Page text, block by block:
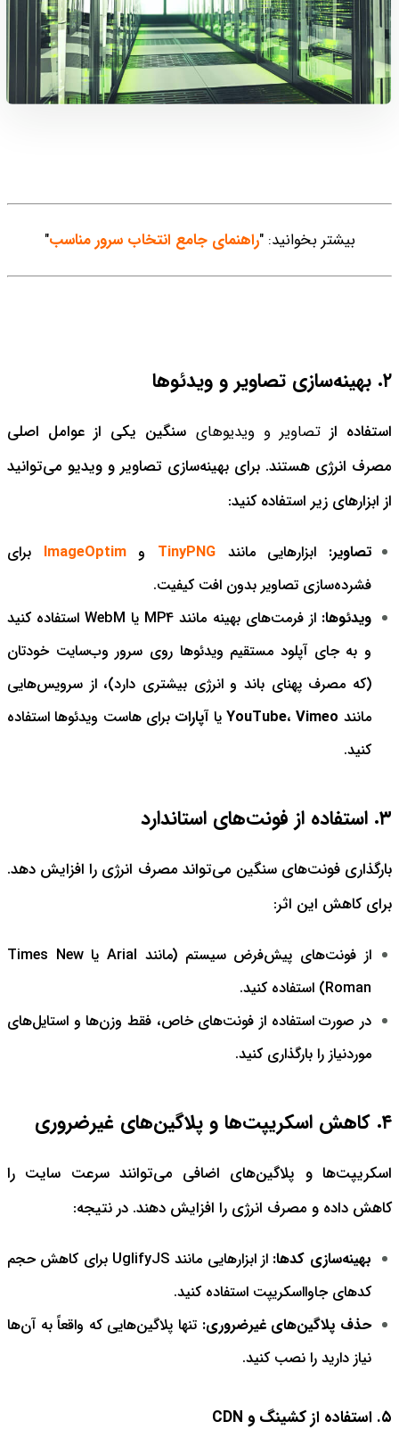
بیشتر بخوانید: "راهنمای جامع انتخاب سرور مناسب"
۲. بهینه‌سازی تصاویر و ویدئوها
استفاده ازتصاویر و ویدیوهای سنگین یکی از عوامل اصلی
مصرف انرژی هستند. برای بهینه‌سازی تصاویر و ویدیو می‌توانید
از ابزارهای زیر استفاده کنید:
تصاویر: ابزارهایی مانند TinyPNG و ImageOptim
برای
فشرده‌سازی تصاویر بدون افت کیفیت.
ویدئوها:
از فرمت‌های بهینه مانند MP4 یا WebM استفاده کنید
و به جای آپلود مستقیم ویدئوها روی سرور وب‌سایت خودتان
(که مصرف پهنای باند و انرژی بیشتری دارد)، از سرویس‌هایی
مانند
YouTube،Vimeo یاآپارات برای هاست ویدئوها استفاده
کنید.
۳. استفاده از فونت‌های استاندارد
بارگذاری فونت‌های سنگین می‌تواند مصرف انرژی را افزایش دهد.
برای کاهش این اثر:
از فونت‌های پیش‌فرض سیستم (مانند Arial یا Times New
Roman) استفاده کنید.
در صورت استفاده از فونت‌های خاص، فقط وزن‌ها و استایل‌های
موردنیاز را بارگذاری کنید.
۴. کاهش اسکریپت‌ها و پلاگین‌های غیرضروری
اسکریپت‌ها و پلاگین‌های اضافی می‌توانند سرعت سایت را
کاهش داده و مصرف انرژی را افزایش دهند. در نتیجه:
بهینه‌سازی کدها: از ابزارهایی مانند UglifyJS برای کاهش حجم
کدهای جاوااسکریپت استفاده کنید.
حذف پلاگین‌های غیرضروری: تنها پلاگین‌هایی که واقعاً به آن‌ها
نیاز دارید را نصب کنید.
۵. استفاده از کشینگ و CDN